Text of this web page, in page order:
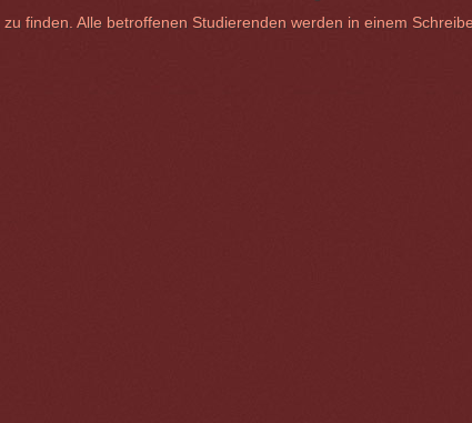
finden. Alle betroffenen Studierenden werden in einem